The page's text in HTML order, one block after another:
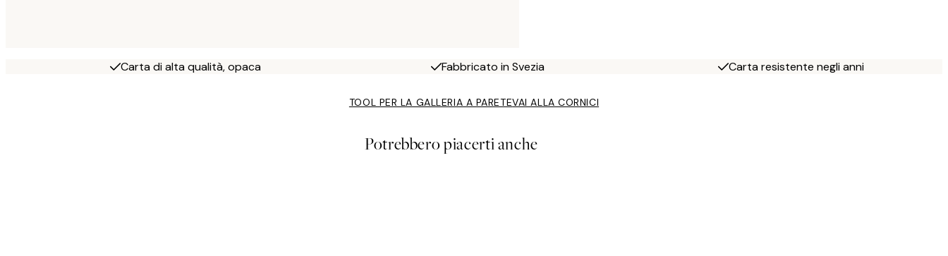
Carta di alta qualità, opaca Fabbricato in Svezia Carta resistente negli anni
TOOL PER LA GALLERIA A PARETEVAI ALLA CORNICI
Potrebbero piacerti anche